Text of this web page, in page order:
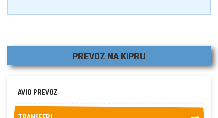
PREVOZ NA KIPRU
AVIO PREVOZ